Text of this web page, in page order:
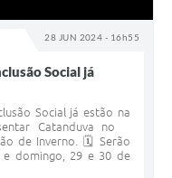
28 JUN 2024 - 16h55
Social já
Social já estão na
Catanduva no
de Inverno. 🗓️ Serão
domingo, 29 e 30 de